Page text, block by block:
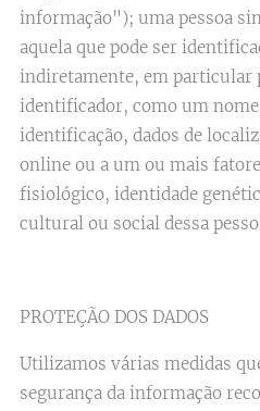
informação"); uma pessoa
aquela que pode ser
indiretamente, em particular
identificador, como um
identificação, dados de
online ou a um ou mais
fisiológico, identidade
cultural ou social dessa
PROTEÇÃO DOS DADOS
Utilizamos várias medidas
segurança da informação